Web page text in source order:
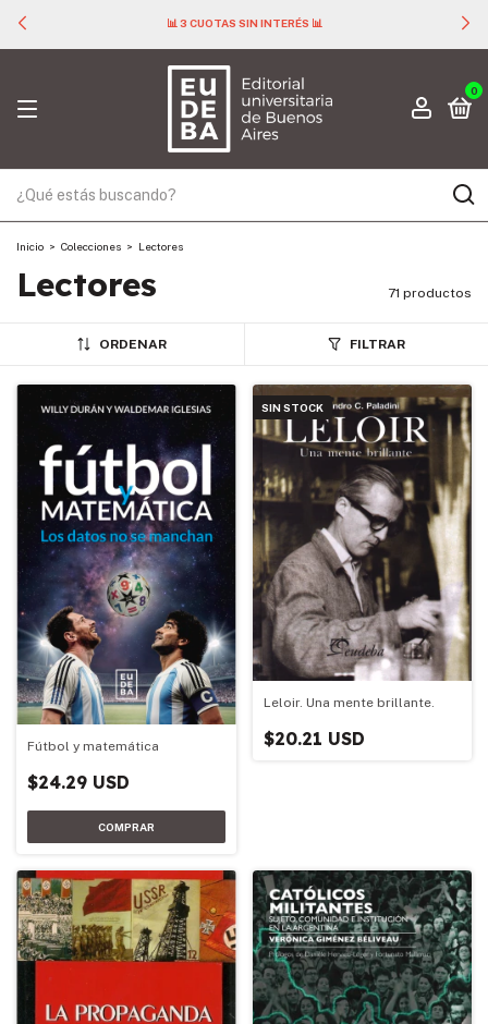
📊 3 CUOTAS SIN INTERÉS 📊
0
Inicio > Colecciones > Lectores
Lectores 71 productos
ORDENAR FILTRAR
Fútbol y matemática
$24.29 USD
SIN STOCK
Leloir. Una mente brillante.
$20.21 USD